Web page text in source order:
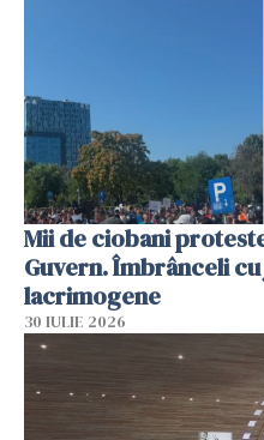
Mii de ciobani
Guvern. Îmbrânceli
lacrimogene
30 IULIE 2026